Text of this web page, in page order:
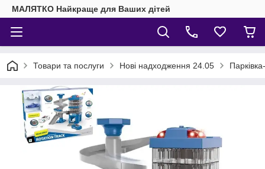
МАЛЯТКО Найкраще для Ваших дітей
Товари та послуги Нові надходження 24.05